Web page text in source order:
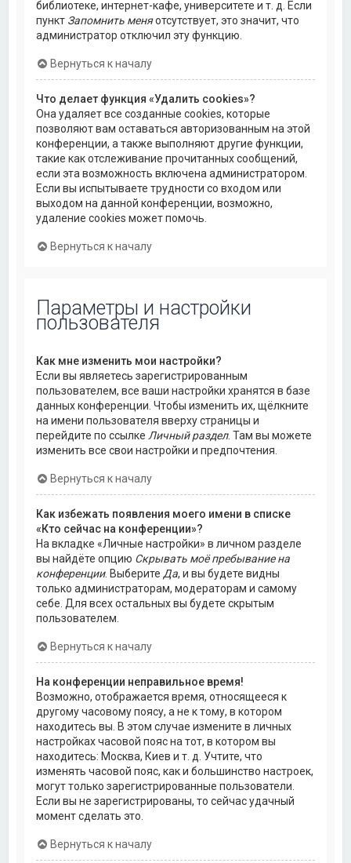
библиотеке, интернет-кафе, университете и т. д. Если
пункт Запомнить меняотсутствует, это значит, что
администратор отключил эту функцию.
Вернуться к началу
Что делает функция «Удалить cookies»?
Она удаляет все созданные cookies, которые
позволяют вам оставаться авторизованным на этой
конференции, а также выполняют другие функции,
такие как отслеживание прочитанных сообщений,
если эта возможность включена администратором.
Если вы испытываете трудности со входом или
выходом на данной конференции, возможно,
удаление cookies может помочь.
Вернуться к началу
Параметры и настройки
пользователя
Как мне изменить мои настройки?
Если вы являетесь зарегистрированным
пользователем, все ваши настройки хранятся в базе
данных конференции. Чтобы изменить их, щёлкните
на имени пользователя вверху страницы и
перейдите по ссылке Личный раздел. Там вы можете
изменить все свои настройки и предпочтения.
Вернуться к началу
Как избежать появления моего имени в списке
«Кто сейчас на конференции»?
На вкладке «Личные настройки» в личном разделе
вы найдёте опцию Скрывать моё пребывание на
конференции. Выберите Да, и вы будете видны
только администраторам, модераторам и самому
себе. Для всех остальных вы будете скрытым
пользователем.
Вернуться к началу
На конференции неправильное время!
Возможно, отображается время, относящееся к
другому часовому поясу, а не к тому, в котором
находитесь вы. В этом случае измените в личных
настройках часовой пояс на тот, в котором вы
находитесь: Москва, Киев и т. д. Учтите, что
изменять часовой пояс, как и большинство настроек,
могут только зарегистрированные пользователи.
Если вы не зарегистрированы, то сейчас удачный
момент сделать это.
Вернуться к началу